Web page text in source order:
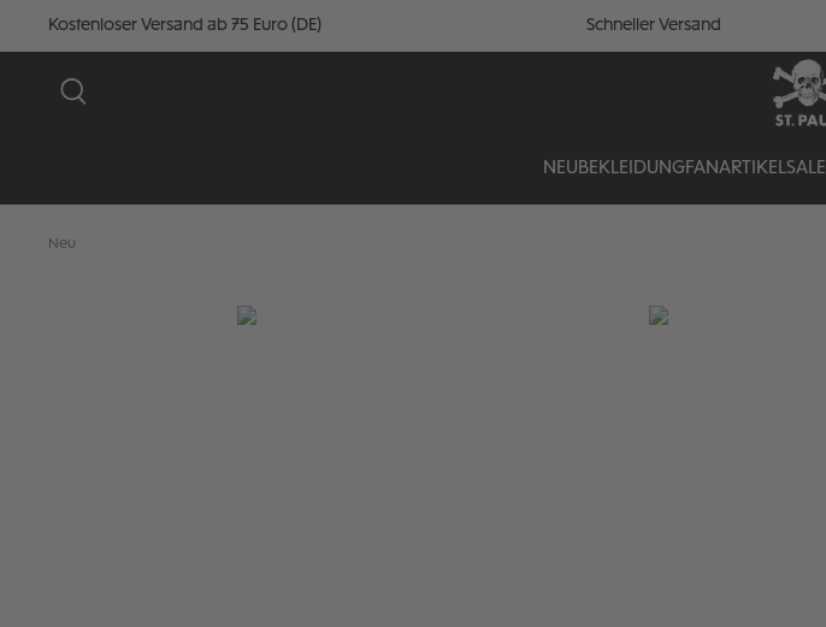
Kostenloser Versand ab 75 Euro (DE) Schneller Versand
NEU BEKLEIDUNGFANARTIKELSALE
Neu
Bildergalerie überspringen